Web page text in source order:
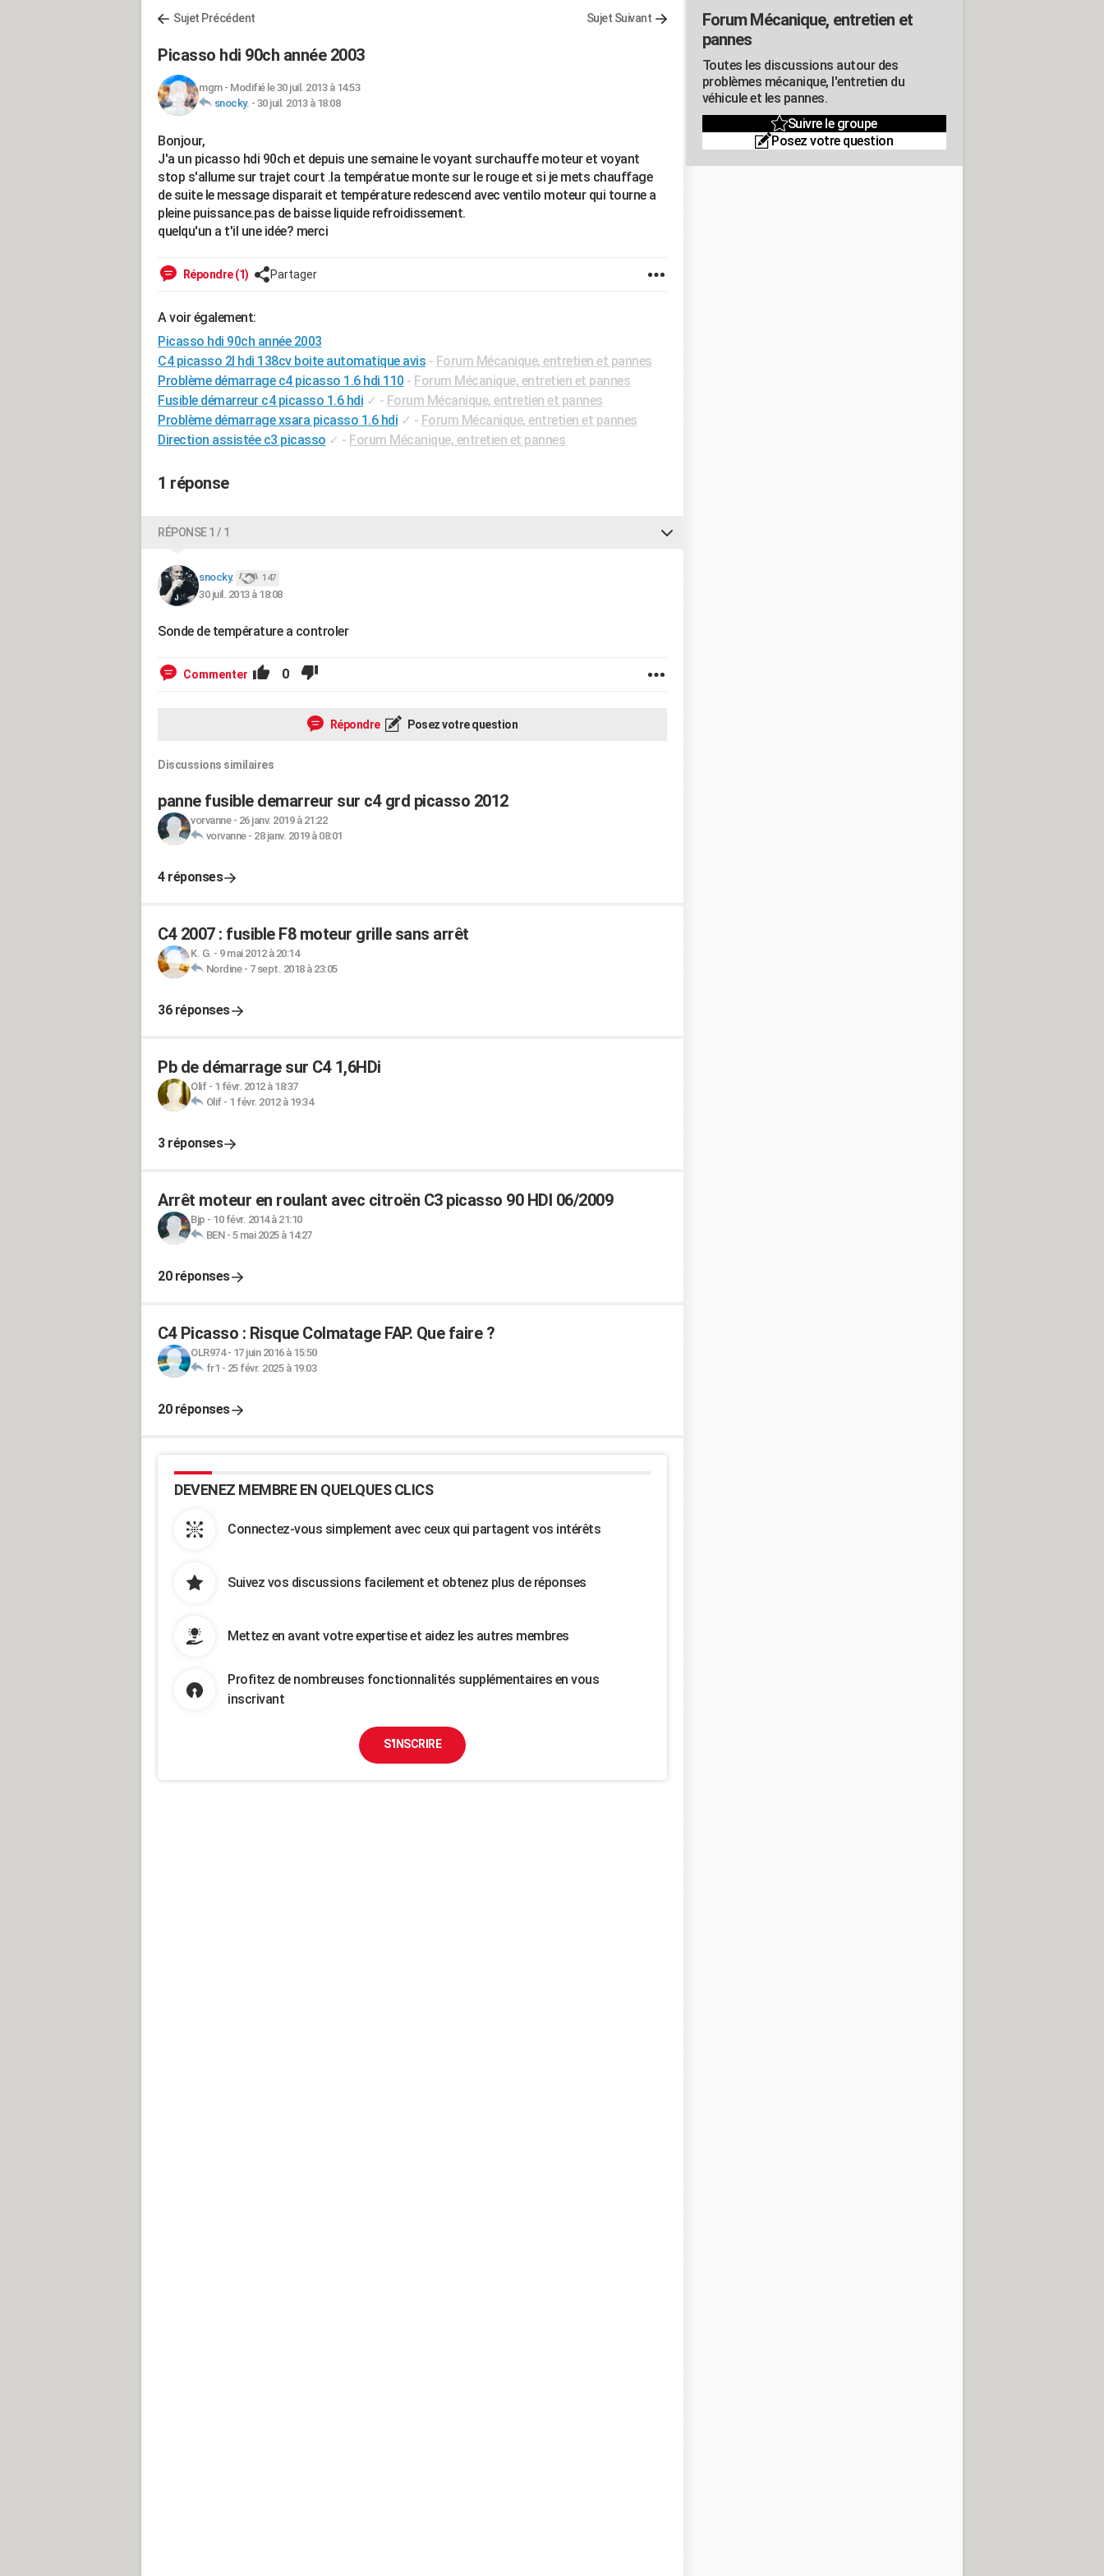
Sujet Précédent Sujet Suivant
Picasso hdi 90ch année 2003
mgm- Modifié le 30 juil. 2013 à 14:53
snocky. - 30 juil. 2013 à 18:08
Bonjour,
J'a un picasso hdi 90ch et depuis une semaine le voyant surchauffe moteur et voyant
stop s'allume sur trajet court .la températue monte sur le rouge et si je mets chauffage
de suite le message disparait et température redescend avec ventilo moteur qui tourne a
pleine puissance.pas de baisse liquide refroidissement.
quelqu'un a t'il une idée? merci
Répondre (1) Partager
A voir également:
Picasso hdi 90ch année 2003
C4 picasso 2l hdi 138cv boite automatique avis - Forum Mécanique, entretien et pannes
Problème démarrage c4 picasso 1.6 hdi 110 - Forum Mécanique, entretien et pannes
Fusible démarreur c4 picasso 1.6 hdi ✓ - Forum Mécanique, entretien et pannes
Problème démarrage xsara picasso 1.6 hdi ✓ - Forum Mécanique, entretien et pannes
Direction assistée c3 picasso ✓ - Forum Mécanique, entretien et pannes
1 réponse
RÉPONSE 1 / 1
snocky. 147
30 juil. 2013 à 18:08
Sonde de température a controler
Commenter 0
Répondre Posez votre question
Discussions similaires
panne fusible demarreur sur c4 grd picasso 2012
vorvanne- 26 janv. 2019 à 21:22
vorvanne- 28 janv. 2019 à 08:01
4 réponses
C4 2007 : fusible F8 moteur grille sans arrêt
K. G. - 9 mai 2012 à 20:14
Nordine- 7 sept. 2018 à 23:05
36 réponses
Pb de démarrage sur C4 1,6HDi
Olif- 1 févr. 2012 à 18:37
Olif- 1 févr. 2012 à 19:34
3 réponses
Arrêt moteur en roulant avec citroën C3 picasso 90 HDI 06/2009
Bjp - 10 févr. 2014 à 21:10
BEN- 5 mai 2025 à 14:27
20 réponses
C4 Picasso : Risque Colmatage FAP. Que faire ?
OLR974- 17 juin 2016 à 15:50
fr1 - 25 févr. 2025 à 19:03
20 réponses
DEVENEZ MEMBRE EN QUELQUES CLICS
Connectez-vous simplement avec ceux qui partagent vos intérêts
Suivez vos discussions facilement et obtenez plus de réponses
Mettez en avant votre expertise et aidez les autres membres
Profitez de nombreuses fonctionnalités supplémentaires en vous
inscrivant
S'INSCRIRE
Forum Mécanique, entretien et
pannes
Toutes les discussions autour des
problèmes mécanique, l'entretien du
véhicule et les pannes.
Suivre le groupe
Posez votre question